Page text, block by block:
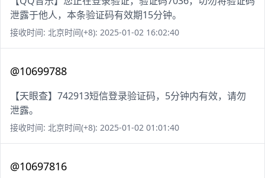
泄露于他人，本条验证码有效期15分钟。
接收时间: 北京时间(+8): 2025-01-02 16:02:40
@10699788
【天眼查】742913短信登录验证码，5分钟内有效，请勿
泄露。
接收时间: 北京时间(+8): 2025-01-02 01:01:40
@10697816